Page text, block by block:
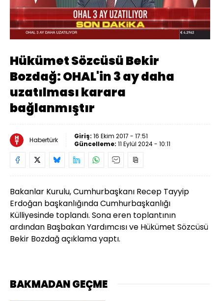
Sesi
Aç
Yüklendi
0%
Oynatma
Hızı
Hükümet Sözcüsü Bekir
Bozdağ: OHAL'in 3 ay daha
uzatılması karara
bağlanmıştır
Habertürk Giriş: 16 Ekim 2017 - 17:51
Güncelleme: 11 Eylül 2024 - 10:11
Bakanlar Kurulu, Cumhurbaşkanı Recep Tayyip
Erdoğan başkanlığında Cumhurbaşkanlığı
Külliyesinde toplandı. Sona eren toplantının
ardından Başbakan Yardımcısı ve Hükümet Sözcüsü
Bekir Bozdağ açıklama yaptı.
BAKMADAN GEÇME